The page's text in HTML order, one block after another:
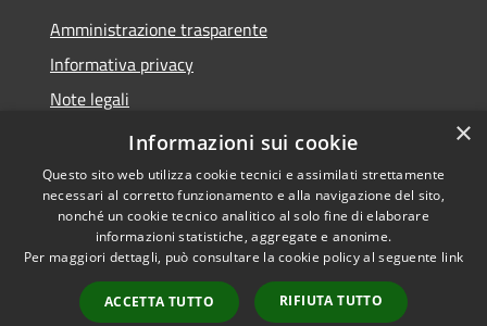
Amministrazione trasparente
Informativa privacy
Note legali
Dichiarazione di accessibilità
Accessibilità
Copyright © 2026 • Comune di
Stimigliano • Powered by
Municipium•
Accesso
×
Informazioni sui cookie
Questo sito web utilizza cookie tecnici e assimilati strettamente
necessari al corretto funzionamento e alla navigazione del sito,
nonché un cookie tecnico analitico al solo fine di elaborare
informazioni statistiche, aggregate e anonime.
Per maggiori dettagli, può consultare la cookie policy al seguente link
ACCETTA TUTTO RIFIUTA TUTTO